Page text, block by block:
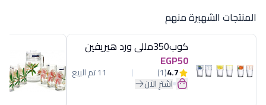
المنتجات الشهيرة منهم
كوب350مللى ورد هيريفين
EGP50
4.7
(1) 11 تم البيع
اشترِ الآن